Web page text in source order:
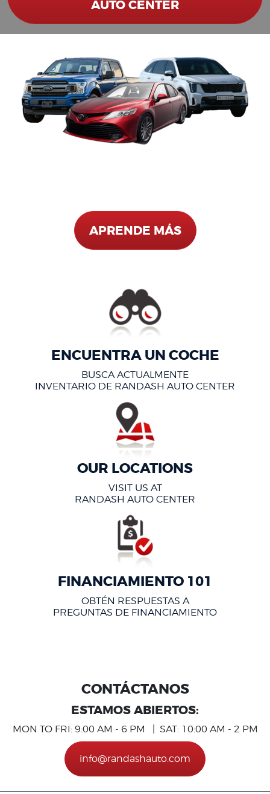
AUTO CENTER
APRENDE MÁS
ENCUENTRA UN COCHE
BUSCA ACTUALMENTE
INVENTARIO DE RANDASH AUTO CENTER
OUR LOCATIONS
VISIT US AT
RANDASH AUTO CENTER
FINANCIAMIENTO 101
OBTÉN RESPUESTAS A
PREGUNTAS DE FINANCIAMIENTO
CONTÁCTANOS
ESTAMOS ABIERTOS:
MON TO FRI: 9:00 AM - 6 PM | SAT: 10:00 AM - 2 PM
info@randashauto.com